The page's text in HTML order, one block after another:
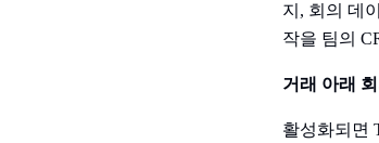
지, 회의 데
작을 팀의
거래 아래
활성화되면